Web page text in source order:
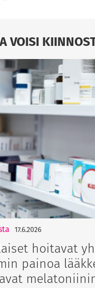
VOISI
17.6.2026
hoitavat
painoa